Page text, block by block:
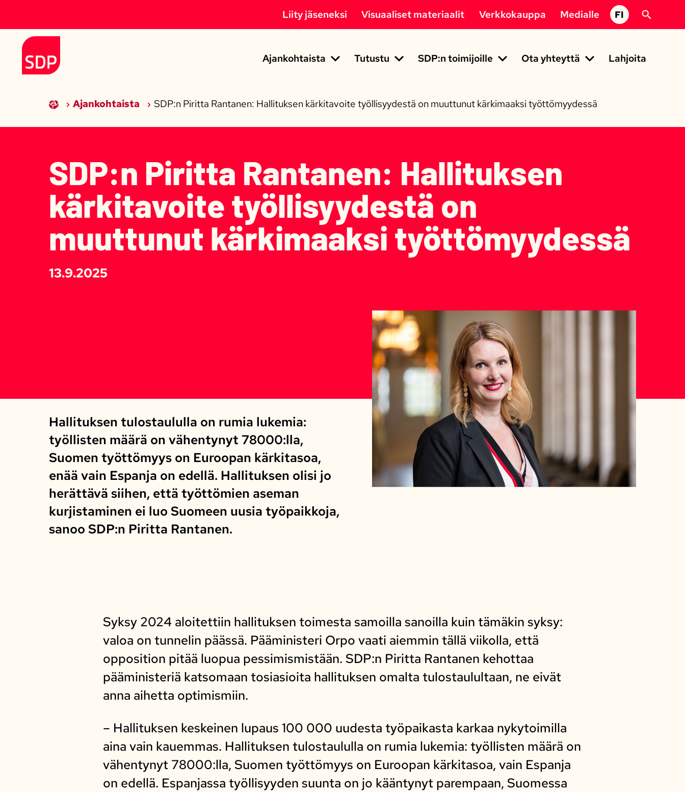
Etusivulle
Ajankohtaista
Tutustu SDP:n toimijoille Ota yhteyttä Lahjoita
Liity jäseneksi Visuaaliset materiaalit Verkkokauppa Medialle FI
Ajankohtaista SDP:n Piritta Rantanen: Hallituksen kärkitavoite työllisyydestä on muuttunut kärkimaaksi työttömyydessä
SDP:n Piritta Rantanen: Hallituksen
kärkitavoite työllisyydestä on
muuttunut kärkimaaksi työttömyydessä
13.9.2025
Hallituksen tulostaululla on rumia lukemia:
työllisten määrä on vähentynyt 78000:lla,
Suomen työttömyys on Euroopan kärkitasoa,
enää vain Espanja on edellä. Hallituksen olisi jo
herättävä siihen, että työttömien aseman
kurjistaminen ei luo Suomeen uusia työpaikkoja,
sanoo SDP:n Piritta Rantanen.
Syksy 2024 aloitettiin hallituksen toimesta samoilla sanoilla kuin tämäkin syksy:
valoa on tunnelin päässä. Pääministeri Orpo vaati aiemmin tällä viikolla, että
opposition pitää luopua pessimismistään. SDP:n Piritta Rantanen kehottaa
pääministeriä katsomaan tosiasioita hallituksen omalta tulostaulultaan, ne eivät
anna aihetta optimismiin.
– Hallituksen keskeinen lupaus 100 000 uudesta työpaikasta karkaa nykytoimilla
aina vain kauemmas. Hallituksen tulostaululla on rumia lukemia: työllisten määrä on
vähentynyt 78000:lla, Suomen työttömyys on Euroopan kärkitasoa, vain Espanja
on edellä. Espanjassa työllisyyden suunta on jo kääntynyt parempaan, Suomessa